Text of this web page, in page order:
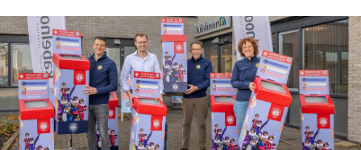
Nieuws
Algemeen
Acties